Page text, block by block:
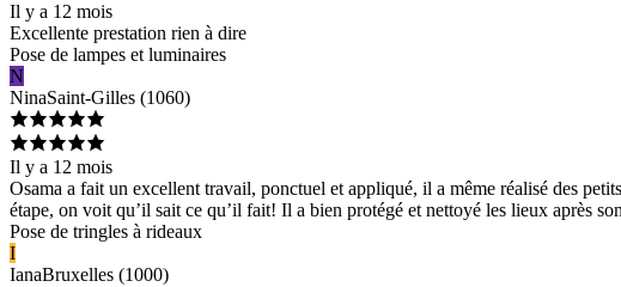
Il y a 12 mois
Excellente prestation rien à dire
Pose de lampes et luminaires
N
NinaSaint-Gilles (1060)
Il y a 12 mois
Osama a fait un excellent travail, ponctuel et appliqué, il a même réalisé des
étape, on voit qu’il sait ce qu’il fait! Il a bien protégé et nettoyé les lieux après
Pose de tringles à rideaux
I
IanaBruxelles (1000)